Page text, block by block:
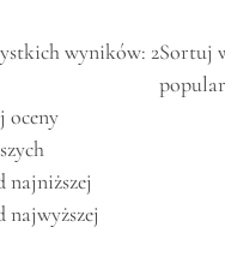
wyników: 2Sortuj
oceny
najniższej
najwyższej